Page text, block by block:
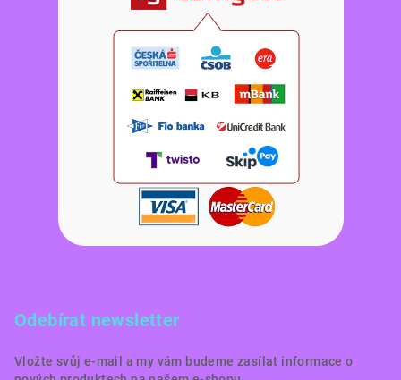
Odebírat newsletter
Vložte svůj e-mail a my vám budeme zasílat informace o